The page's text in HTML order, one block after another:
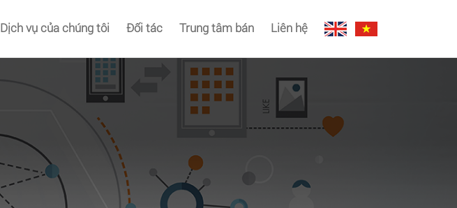
Dịch vụ của chúng tôi Đối tác Trung tâm bán Liên hệ